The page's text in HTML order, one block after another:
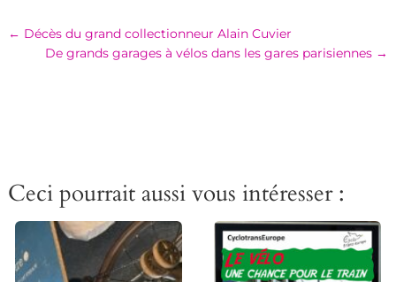
← Décès du grand collectionneur Alain Cuvier
De grands garages à vélos dans les gares parisiennes →
Ceci pourrait aussi vous intéresser :